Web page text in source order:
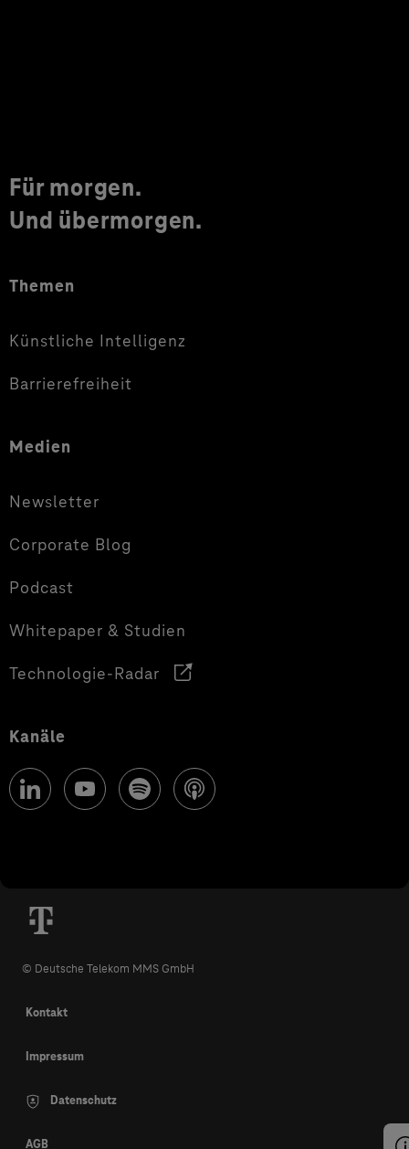
Für morgen.
Und übermorgen.
Themen
Künstliche Intelligenz
Barrierefreiheit
Medien
Newsletter
Corporate Blog
Podcast
Whitepaper & Studien
Technologie-Radar
Kanäle
© Deutsche Telekom MMS GmbH
Kontakt
Impressum
Datenschutz
AGB